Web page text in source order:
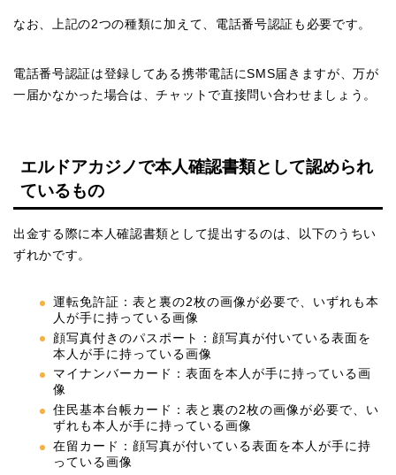
なお、上記の2つの種類に加えて、電話番号認証も必要です。
電話番号認証は登録してある携帯電話にSMS届きますが、万が
一届かなかった場合は、チャットで直接問い合わせましょう。
エルドアカジノで本人確認書類として認められ
ているもの
出金する際に本人確認書類として提出するのは、以下のうちい
ずれかです。
運転免許証：表と裏の2枚の画像が必要で、いずれも本
人が手に持っている画像
顔写真付きのパスポート：顔写真が付いている表面を
本人が手に持っている画像
マイナンバーカード：表面を本人が手に持っている画
像
住民基本台帳カード：表と裏の2枚の画像が必要で、い
ずれも本人が手に持っている画像
在留カード：顔写真が付いている表面を本人が手に持
っている画像